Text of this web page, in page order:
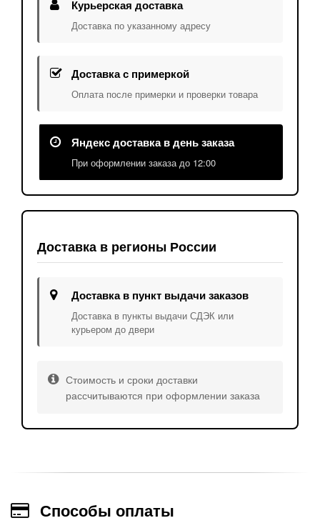
Курьерская доставка
Доставка по указанному адресу
Доставка с примеркой
Оплата после примерки и проверки товара
Яндекс доставка в день заказа
При оформлении заказа до 12:00
Доставка в регионы России
Доставка в пункт выдачи заказов
Доставка в пункты выдачи СДЭК или
курьером до двери
Стоимость и сроки доставки
рассчитываются при оформлении заказа
Способы оплаты